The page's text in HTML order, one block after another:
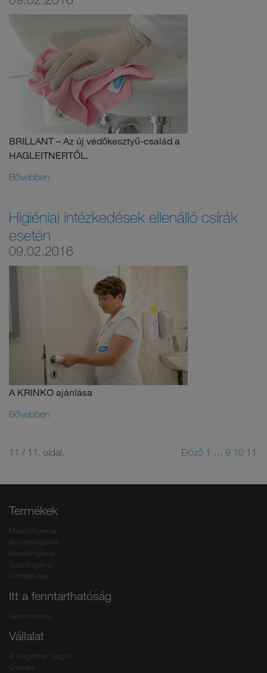
BRILLANT – Az új védőkesztyű-család a
HAGLEITNERTŐL.
Bővebben
Higiéniai intézkedések ellenálló csírák
esetén
09.02.2016
A KRINKO ajánlása
Bővebben
11 / 11. oldal. Előző 1 … 9 10 11
Termékek
Mosdóhigiénia
Konyhahigiénia
Mosáshigiénia
Épülethigiénia
Fertőtlenítés
Itt a fenntarthatóság
Greenovative
Vállalat
A Hagleitner cégről
Gyártás